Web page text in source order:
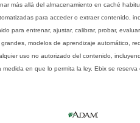
más allá del almacenamiento en caché
para acceder o extraer contenido,
para entrenar, ajustar, calibrar, probar,
modelos de aprendizaje automático,
uso no autorizado del contenido,
en que lo permita la ley. Ebix se